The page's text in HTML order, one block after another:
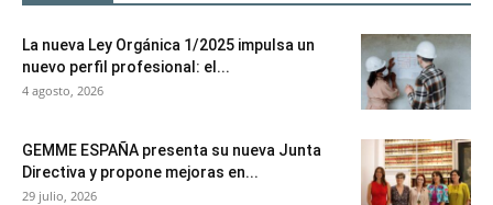
La nueva Ley Orgánica 1/2025 impulsa un
nuevo perfil profesional: el...
4 agosto, 2026
GEMME ESPAÑA presenta su nueva Junta
Directiva y propone mejoras en...
29 julio, 2026